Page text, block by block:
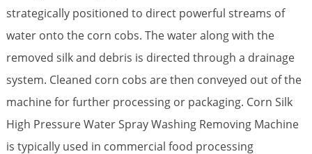
strategically positioned to direct powerful streams of
water onto the corn cobs. The water along with the
removed silk and debris is directed through a drainage
system. Cleaned corn cobs are then conveyed out of the
machine for further processing or packaging. Corn Silk
High Pressure Water Spray Washing Removing Machine
is typically used in commercial food processing